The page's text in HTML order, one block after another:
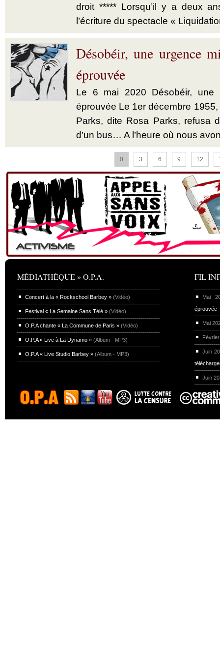
droit ***** Lorsqu’il y a deux
l’écriture du spectacle «
Désobéir, une urgence
éprouvée
Le 6 mai 2020 Désobéir, une
éprouvée Le 1er décembre
Parks, dite Rosa Parks, refusa
d’un bus… A l’heure où nous
0 3 6 9 12
MÉDIATHÈQUE » O.P.A.
Concert à la « Rockschool Barbey » (Vidéo)
Festival « La Semaine Sans Télé » (Vidéo)
O.P.A chante « La Commune de Paris » (Vidéo)
O.P.A « Live à La Dynamo » (Album - MP3)
O.P.A « Live Studio Barbey » (Album - MP3)
FIL
Mai
éprouvée
Mai
Juin
Juin